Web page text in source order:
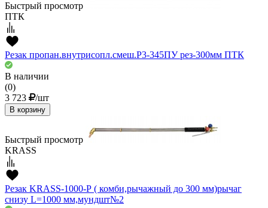
Быстрый просмотр
ПТК
Резак пропан.внутрисопл.смеш.Р3-345ПУ рез-300мм ПТК
В наличии
(0)
3 723
/шт
В корзину
Быстрый просмотр
KRASS
Резак KRASS-1000-Р ( комби,рычажный до 300 мм)рычаг
снизу L=1000 мм,мундшт№2